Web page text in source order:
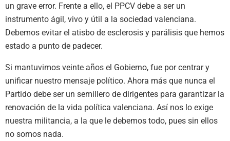
un grave error. Frente a ello, el PPCV debe a ser un
instrumento ágil, vivo y útil a la sociedad valenciana.
Debemos evitar el atisbo de esclerosis y parálisis que hemos
estado a punto de padecer.
Si mantuvimos veinte años el Gobierno, fue por centrar y
unificar nuestro mensaje político. Ahora más que nunca el
Partido debe ser un semillero de dirigentes para garantizar la
renovación de la vida política valenciana. Así nos lo exige
nuestra militancia, a la que le debemos todo, pues sin ellos
no somos nada.